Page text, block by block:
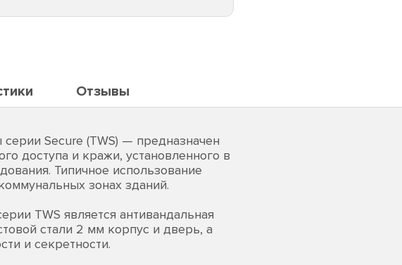
Отзывы
Secure (TWS) — предназначен
доступа и кражи, установленного в
Типичное использование
зонах зданий.
TWS является антивандальная
стали 2 мм корпус и дверь, а
и секретности.